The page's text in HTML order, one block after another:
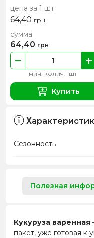
цена за 1 шт
64,40 грн
мин. колич. 1шт
сумма
64,40 грн
Купить
Сезонность
Полезная
Кукуруза варенная
пакет, уже готовая к